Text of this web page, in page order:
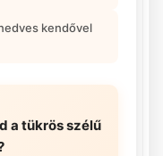
kendővel
a tükrös szélű